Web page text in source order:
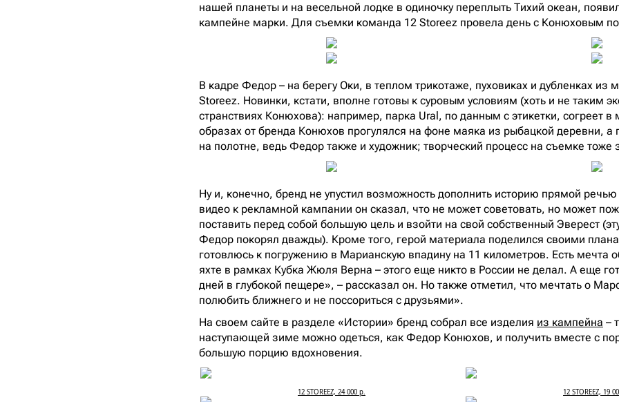
нашей планеты и на весельной лодке в одиночку переплыть Тихий океан,
кампейне марки. Для съемки команда 12 Storeez провела день с Конюховым
В кадре Федор – на берегу Оки, в теплом трикотаже, пуховиках и дубленках из
Storeez. Новинки, кстати, вполне готовы к суровым условиям (хоть и не таким
странствиях Конюхова): например, парка Ural, по данным с этикетки, согреет в
образах от бренда Конюхов прогулялся на фоне маяка из рыбацкой деревни, а
на полотне, ведь Федор также и художник; творческий процесс на съемке тоже
Ну и, конечно, бренд не упустил возможность дополнить историю прямой
видео к рекламной кампании он сказал, что не может советовать, но может
поставить перед собой большую цель и взойти на свой собственный Эверест
Федор покорял дважды). Кроме того, герой материала поделился своими
готовлюсь к погружению в Марианскую впадину на 11 километров. Есть мечта
яхте в рамках Кубка Жюля Верна – этого еще никто в России не делал. А еще
дней в глубокой пещере», – рассказал он. Но также отметил, что мечтать о
полюбить ближнего и не поссориться с друзьями».
На своем сайте в разделе «Истории» бренд собрал все изделия из кампейна –
наступающей зиме можно одеться, как Федор Конюхов, и получить вместе с
большую порцию вдохновения.
12 STOREEZ, 24 000 р. 12 STOREEZ, 19